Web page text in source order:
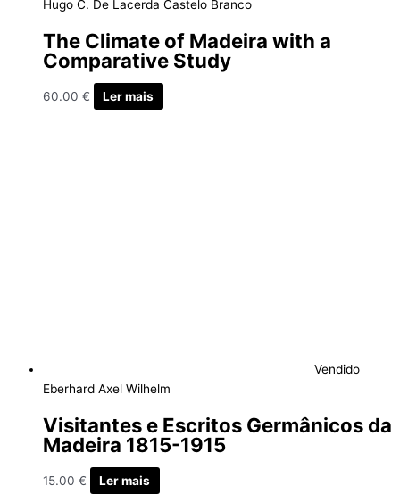
Hugo C. De Lacerda Castelo Branco
The Climate of Madeira with a
Comparative Study
60.00 € Ler mais
Vendido
Eberhard Axel Wilhelm
Visitantes e Escritos Germânicos da
Madeira 1815-1915
15.00 € Ler mais